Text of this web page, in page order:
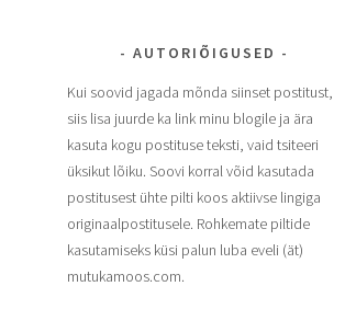
AUTORIÕIGUSED
Kui soovid jagada mõnda siinset postitust,
siis lisa juurde ka link minu blogile ja ära
kasuta kogu postituse teksti, vaid tsiteeri
üksikut lõiku. Soovi korral võid kasutada
postitusest ühte pilti koos aktiivse lingiga
originaalpostitusele. Rohkemate piltide
kasutamiseks küsi palun luba eveli (ät)
mutukamoos.com.